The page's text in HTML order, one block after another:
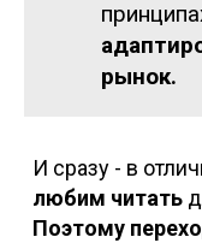
рынок.
И сразу - в
любим читать
Поэтому